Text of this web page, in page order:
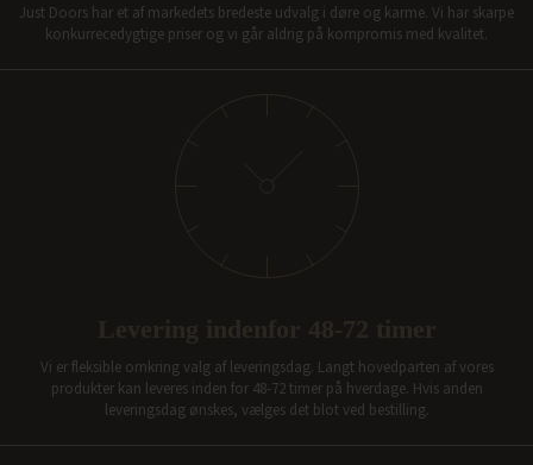
Just Doors har et af markedets bredeste udvalg i døre og karme. Vi har skarpe
konkurrecedygtige priser og vi går aldrig på kompromis med kvalitet.
Vi er fleksible omkring valg af leveringsdag. Langt hovedparten af vores
produkter kan leveres inden for 48-72 timer på hverdage. Hvis anden
leveringsdag ønskes, vælges det blot ved bestilling.